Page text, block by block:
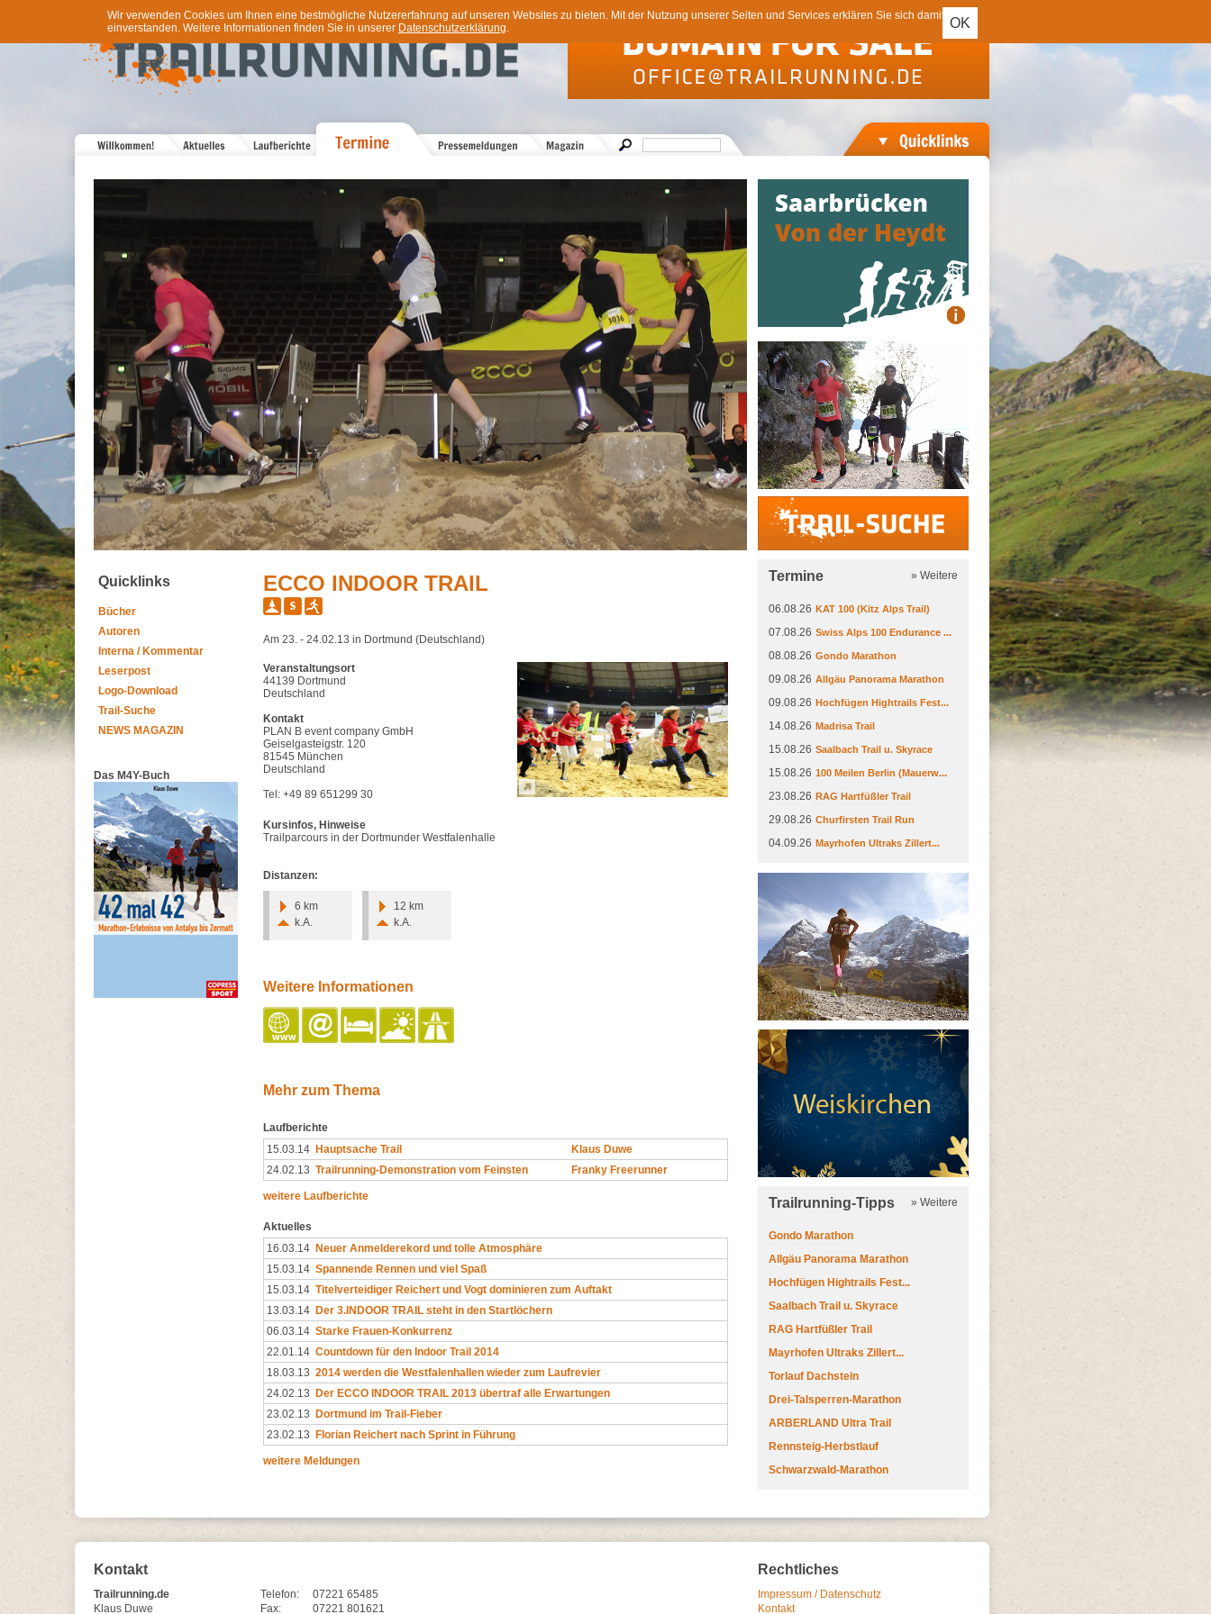
OK
Wir verwenden Cookies um Ihnen eine bestmögliche Nutzererfahrung auf unseren Websites zu bieten. Mit der Nutzung unserer Seiten und Services erklären Sie sich damit
einverstanden. Weitere Informationen finden Sie in unserer Datenschutzerklärung.
Trail-Suche
Quicklinks
Bücher
Autoren
Interna / Kommentar
Leserpost
Logo-Download
Trail-Suche
NEWS MAGAZIN
Das M4Y-Buch
ECCO INDOOR TRAIL
Am 23. - 24.02.13 in Dortmund (Deutschland)
Veranstaltungsort
44139 Dortmund
Deutschland
Kontakt
PLAN B event company GmbH
Geiselgasteigstr. 120
81545 München
Deutschland
Tel: +49 89 651299 30
Kursinfos, Hinweise
Trailparcours in der Dortmunder Westfalenhalle
Distanzen:
6 km
k.A.
12 km
k.A.
Weitere Informationen
Mehr zum Thema
Laufberichte
15.03.14 Hauptsache Trail
Klaus Duwe
24.02.13 Trailrunning-Demonstration vom Feinsten Franky Freerunner
weitere Laufberichte
Aktuelles
16.03.14 Neuer Anmelderekord und tolle Atmosphäre
15.03.14 Spannende Rennen und viel Spaß
15.03.14 Titelverteidiger Reichert und Vogt dominieren zum Auftakt
13.03.14 Der 3.INDOOR TRAIL steht in den Startlöchern
06.03.14 Starke Frauen-Konkurrenz
22.01.14 Countdown für den Indoor Trail 2014
18.03.13 2014 werden die Westfalenhallen wieder zum Laufrevier
24.02.13 Der ECCO INDOOR TRAIL 2013 übertraf alle Erwartungen
23.02.13 Dortmund im Trail-Fieber
23.02.13 Florian Reichert nach Sprint in Führung
weitere Meldungen
Termine » Weitere
06.08.26 KAT 100 (Kitz Alps Trail)
07.08.26 Swiss Alps 100 Endurance ...
08.08.26 Gondo Marathon
09.08.26 Allgäu Panorama Marathon
09.08.26 Hochfügen Hightrails Fest...
14.08.26 Madrisa Trail
15.08.26 Saalbach Trail u. Skyrace
15.08.26 100 Meilen Berlin (Mauerw...
23.08.26 RAG Hartfüßler Trail
29.08.26 Churfirsten Trail Run
04.09.26 Mayrhofen Ultraks Zillert...
Trailrunning-Tipps » Weitere
Gondo Marathon
Allgäu Panorama Marathon
Hochfügen Hightrails Fest...
Saalbach Trail u. Skyrace
RAG Hartfüßler Trail
Mayrhofen Ultraks Zillert...
Torlauf Dachstein
Drei-Talsperren-Marathon
ARBERLAND Ultra Trail
Rennsteig-Herbstlauf
Schwarzwald-Marathon
Kontakt
Trailrunning.de
Klaus Duwe
Telefon:
07221 65485
Fax:
07221 801621
Rechtliches
Impressum / Datenschutz
Kontakt